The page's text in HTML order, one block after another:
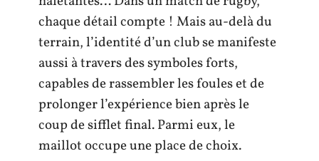
chaque détail compte ! Mais au-delà du
terrain, l’identité d’un club se manifeste
aussi à travers des symboles forts,
capables de rassembler les foules et de
prolonger l’expérience bien après le
coup de sifflet final. Parmi eux, le
maillot occupe une place de choix.